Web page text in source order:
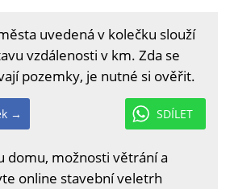
uvedená v kolečku slouží
vzdálenosti v km. Zda se
pozemky, je nutné si ověřit.
SDÍLET
→
domu, možnosti větrání a
online stavební veletrh